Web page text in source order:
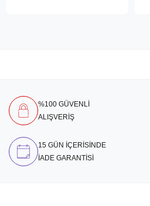
%100 GÜVENLİ
ALIŞVERİŞ
15 GÜN İÇERİSİNDE
İADE GARANTİSİ